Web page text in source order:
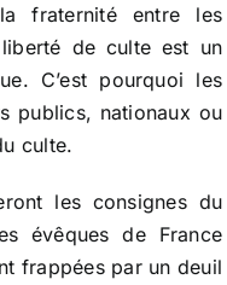
fraternité entre les
de culte est un
C’est pourquoi les
publics, nationaux ou
culte.
les consignes du
évêques de France
frappées par un deuil